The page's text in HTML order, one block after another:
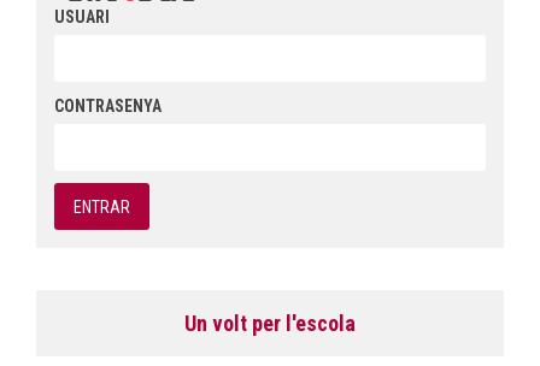
USUARI
CONTRASENYA
Un volt per l'escola